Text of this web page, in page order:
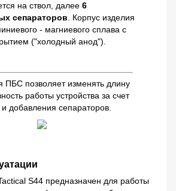
на ствол, далее 6
сепараторов . Корпус изделия
- магниевого сплава с
("холодный анод").
ПБС позволяет изменять длину
работы устройства за счет
добавления сепараторов.
S44 предназначен для работы